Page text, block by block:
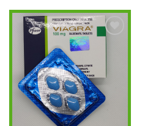
Kedvencekhez